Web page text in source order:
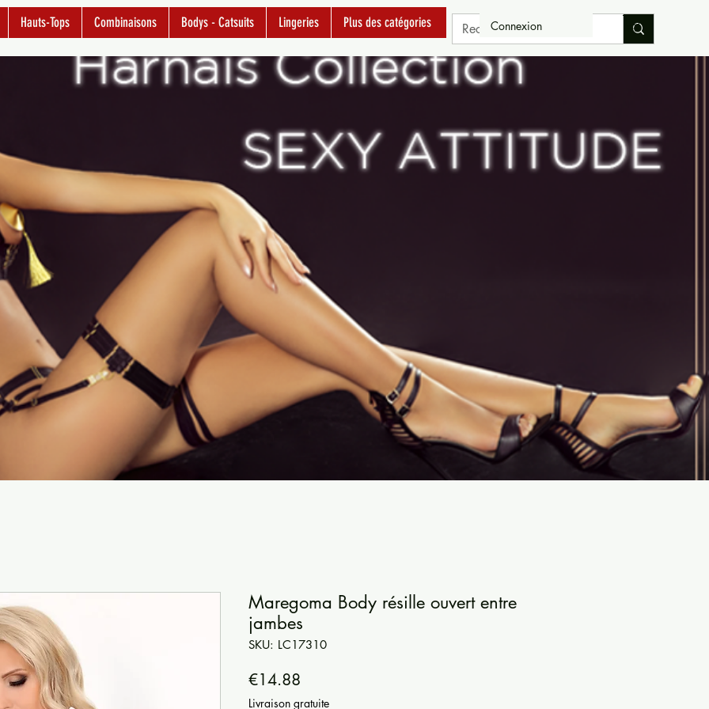
Hauts-Tops Combinaisons Bodys - Catsuits Lingeries Plus des catégories Connexion
Maregoma Body résille ouvert entre
jambes
SKU: LC17310
€14.88
Livraison gratuite